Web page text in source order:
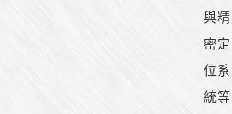
與精
密定
位系
統等